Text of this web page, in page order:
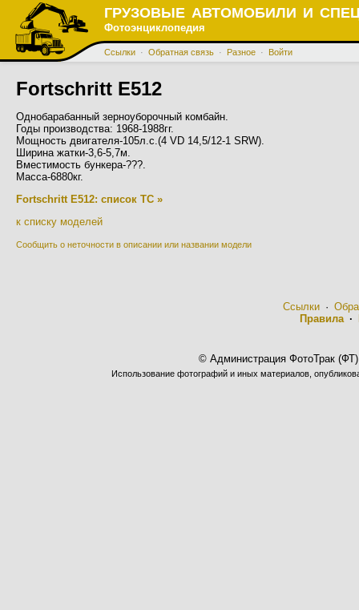
ГРУЗОВЫЕ АВТОМОБИЛИ И
Фотоэнциклопедия
Ссылки · Обратная связь · Разное · Войти
Fortschritt E512
Однобарабанный зерноуборочный комбайн.
Годы производства: 1968-1988гг.
Мощность двигателя-105л.с.(4 VD 14,5/12-1 SRW).
Ширина жатки-3,6-5,7м.
Вместимость бункера-???.
Масса-6880кг.
Fortschritt E512: список ТС »
к списку моделей
Сообщить о неточности в описании или названии модели
Ссылки·
Правила·
© Администрация ФотоТрак
Использование фотографий и иных материалов,